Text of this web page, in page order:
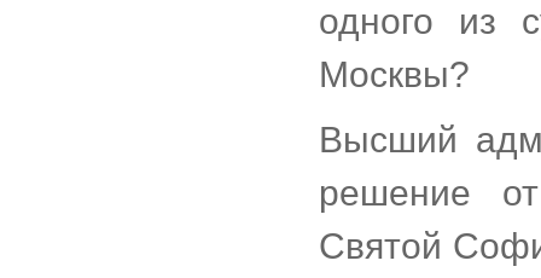
одного из
Москвы?
Высший
решение
Святой